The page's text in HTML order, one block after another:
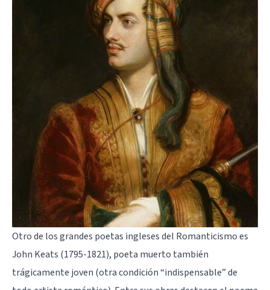
Otro de los grandes poetas ingleses del Romanticismo es
John Keats (1795-1821), poeta muerto también
trágicamente joven (otra condición “indispensable” de